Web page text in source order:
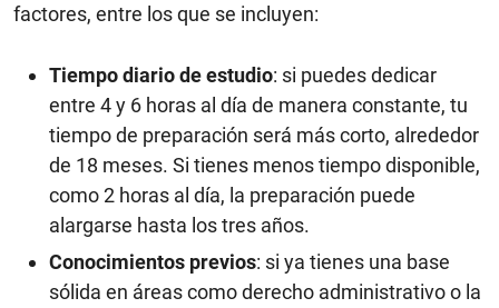
factores, entre los que se incluyen:
Tiempo diario de estudio: si puedes dedicar
entre 4 y 6 horas al día de manera constante, tu
tiempo de preparación será más corto, alrededor
de 18 meses. Si tienes menos tiempo disponible,
como 2 horas al día, la preparación puede
alargarse hasta los tres años.
Conocimientos previos: si ya tienes una base
sólida en áreas como derecho administrativo o la